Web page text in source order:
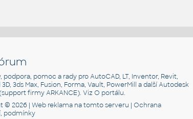
podpora, pomoc a rady pro AutoCAD, LT, Inventor, Revit,
3D, 3ds Max, Fusion, Forma, Vault, PowerMill a další Autodesk
firmy ARKANCE). VizO portálu.
© 2026 |Web reklama na tomto serveru |Ochrana
podmínky